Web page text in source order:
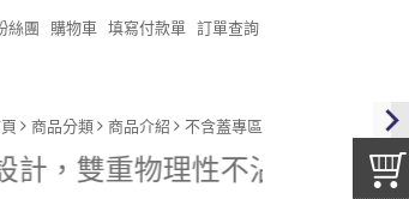
絲團 購物車 填寫付款單 訂單查詢
商品分類 商品介紹 不含蓋專區
重物理性不沾，超高耐用